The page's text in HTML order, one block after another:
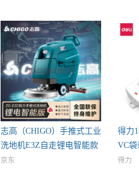
志高（CHIGO）手推式工业
洗地机E3Z自走锂电智能款
洗
京东
得力
VC
得力